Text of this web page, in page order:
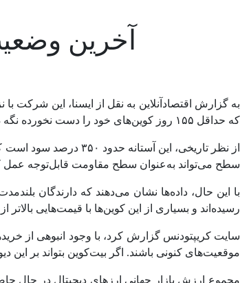
آخرین
که حداقل ۱۵۵ روز کوین‌های خود را دست نخورده نگه داشته‌اند – معمولا پس از رسیدن سودهای تحقق نیافته خود به یک آستانه، فروش دارایی‌های خود را آغاز می‌کنند.
سطح می‌تواند به‌عنوان سطح مقاومت قابل‌توجه عمل
رسیده‌اند و بسیاری از این کوین‌ها با قیمت‌هایی بالاتر از ۹۵ هزار دلار خریداری شده‌اند که نشان‌دهنده اعتماد در میان دارندگان بزرگ بوده و نشانه‌های کمی از فروش تاکنون، نشان داده است.
موقعیت‌های کنونی باشند. اگر بیت‌کوین بتواند بر این دیوار عرضه غلبه کند و قاطعانه از ۱۰۰ هزار دلار عبور کند،